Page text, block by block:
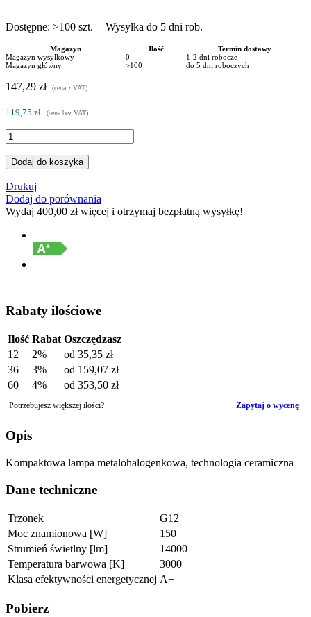
Dostępne: >100 szt. Wysyłka do 5 dni rob.
Magazyn Ilość
Termin dostawy
Magazyn wysyłkowy
0
1-2 dni robocze
Magazyn główny
>100 do 5 dni roboczych
147,29 zł (cena z VAT)
119,75 zł (cena bez VAT)
Dodaj do koszyka
Drukuj
Dodaj do porównania
Wydaj 400,00 złwięcej i otrzymaj bezpłatną wysyłkę!
Rabaty ilościowe
Ilość Rabat Oszczędzasz
12
2% od 35,35 zł
36
3% od 159,07 zł
60
4% od 353,50 zł
Potrzebujesz większej ilości? Zapytaj o wycenę
Opis
Kompaktowa lampa metalohalogenkowa, technologia ceramiczna
Dane techniczne
Trzonek
G12
Moc znamionowa [W]
150
Strumień świetlny [lm]
14000
Temperatura barwowa [K]
3000
Klasa efektywności energetycznej A+
Pobierz